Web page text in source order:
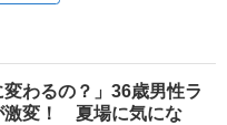
変わるの？」36歳男性ラ
激変！ 夏場に気にな